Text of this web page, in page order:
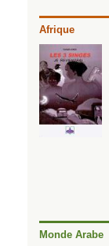
Afrique
Monde Arabe